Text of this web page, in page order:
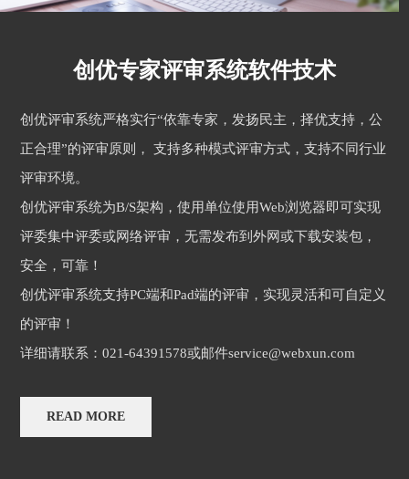
创优专家评审系统软件技术
创优评审系统严格实行“依靠专家，发扬民主，择优支持，公
正合理”的评审原则， 支持多种模式评审方式，支持不同行业
评审环境。
创优评审系统为B/S架构，使用单位使用Web浏览器即可实现
评委集中评委或网络评审，无需发布到外网或下载安装包，
安全，可靠！
创优评审系统支持PC端和Pad端的评审，实现灵活和可自定义
的评审！
详细请联系：021-64391578或邮件service@webxun.com
READ MORE